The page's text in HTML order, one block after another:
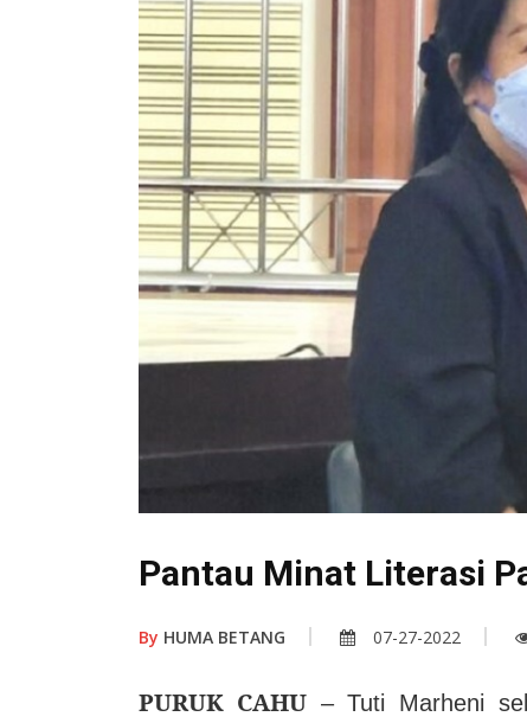
Pantau Minat Literasi
By HUMA BETANG 07-27-2022
PURUK CAHU– Tuti Marheni